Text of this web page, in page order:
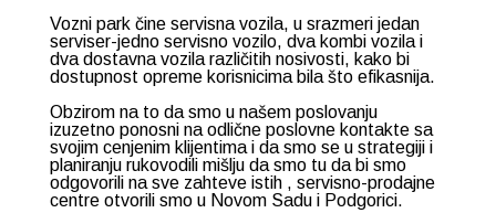
Vozni park čine servisna vozila, u srazmeri jedan
serviser-jedno servisno vozilo, dva kombi vozila i
dva dostavna vozila različitih nosivosti, kako bi
dostupnost opreme korisnicima bila što efikasnija.
Obzirom na to da smo u našem poslovanju
izuzetno ponosni na odlične poslovne kontakte sa
svojim cenjenim klijentima i da smo se u strategiji i
planiranju rukovodili mišlju da smo tu da bi smo
odgovorili na sve zahteve istih , servisno-prodajne
centre otvorili smo u Novom Sadu i Podgorici.